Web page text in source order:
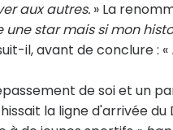
aux autres. » La
une star mais si mon
il, avant de conclure : «
de soi et un
la ligne d'arrivée du